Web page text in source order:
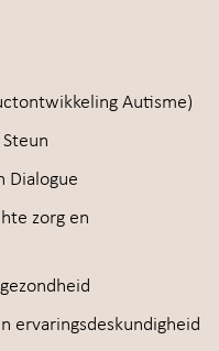
Autisme)
Dialogue
zorg en
ervaringsdeskundigheid